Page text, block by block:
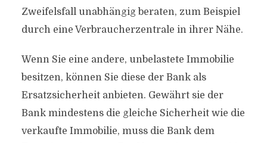
Zweifelsfall unabhängig beraten, zum Beispiel
durch eine Verbraucherzentrale in ihrer Nähe.
Wenn Sie eine andere, unbelastete Immobilie
besitzen, können Sie diese der Bank als
Ersatzsicherheit anbieten. Gewährt sie der
Bank mindestens die gleiche Sicherheit wie die
verkaufte Immobilie, muss die Bank dem